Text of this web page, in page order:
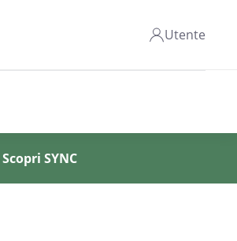
Utente
Scopri SYNC